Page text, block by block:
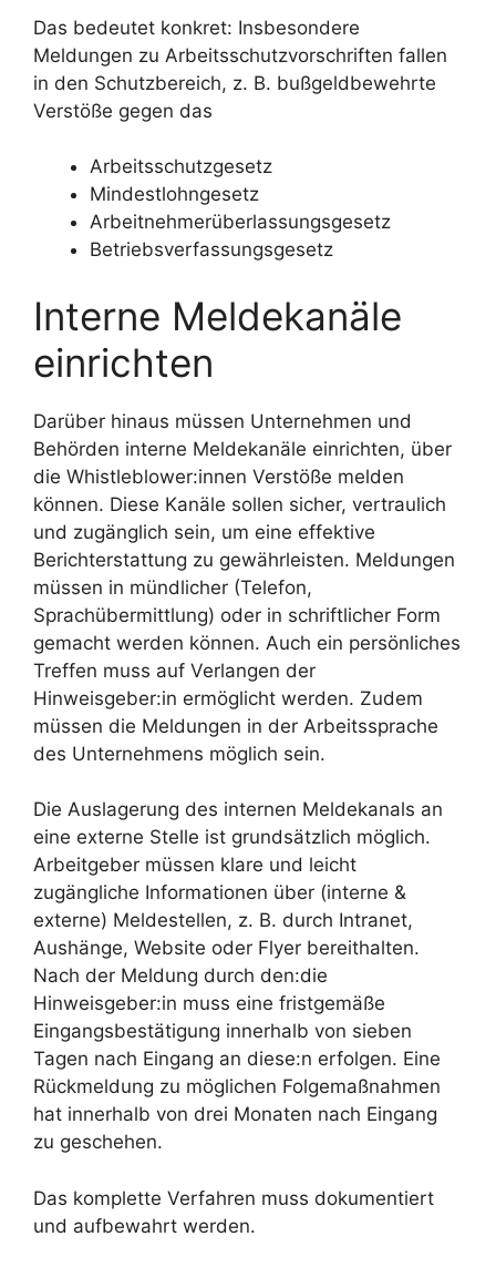
Das bedeutet konkret: Insbesondere
Meldungen zu Arbeitsschutzvorschriften fallen
in den Schutzbereich, z. B. bußgeldbewehrte
Verstöße gegen das
Arbeitsschutzgesetz
Mindestlohngesetz
Arbeitnehmerüberlassungsgesetz
Betriebsverfassungsgesetz
Interne Meldekanäle
einrichten
Darüber hinaus müssen Unternehmen und
Behörden interne Meldekanäle einrichten, über
die Whistleblower:innen Verstöße melden
können. Diese Kanäle sollen sicher, vertraulich
und zugänglich sein, um eine effektive
Berichterstattung zu gewährleisten. Meldungen
müssen in mündlicher (Telefon,
Sprachübermittlung) oder in schriftlicher Form
gemacht werden können. Auch ein persönliches
Treffen muss auf Verlangen der
Hinweisgeber:in ermöglicht werden. Zudem
müssen die Meldungen in der Arbeitssprache
des Unternehmens möglich sein.
Die Auslagerung des internen Meldekanals an
eine externe Stelle ist grundsätzlich möglich.
Arbeitgeber müssen klare und leicht
zugängliche Informationen über (interne &
externe) Meldestellen, z. B. durch Intranet,
Aushänge, Website oder Flyer bereithalten.
Nach der Meldung durch den:die
Hinweisgeber:in muss eine fristgemäße
Eingangsbestätigung innerhalb von sieben
Tagen nach Eingang an diese:n erfolgen. Eine
Rückmeldung zu möglichen Folgemaßnahmen
hat innerhalb von drei Monaten nach Eingang
zu geschehen.
Das komplette Verfahren muss dokumentiert
und aufbewahrt werden.